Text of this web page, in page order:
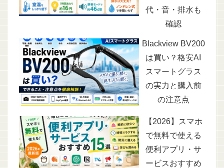
代・音・排水も
確認
Blackview BV200
は買い？格安AI
スマートグラス
の実力と購入前
の注意点
【2026】スマホ
で無料で使える
便利アプリ・サ
ービスおすすめ